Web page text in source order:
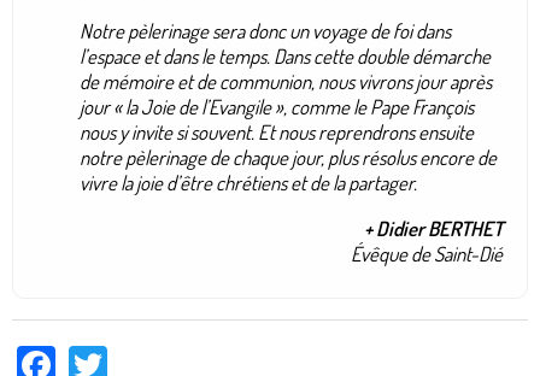
Notre pèlerinage sera donc un voyage de foi dans
l’espace et dans le temps. Dans cette double démarche
de mémoire et de communion, nous vivrons jour après
jour « la Joie de l’Evangile », comme le Pape François
nous y invite si souvent. Et nous reprendrons ensuite
notre pèlerinage de chaque jour, plus résolus encore de
vivre la joie d’être chrétiens et de la partager.
+ Didier BERTHET
Évêque de Saint-Dié
Facebook